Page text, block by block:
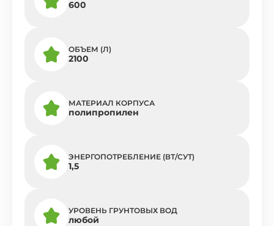
600
ОБЪЕМ (Л)
2100
МАТЕРИАЛ КОРПУСА
полипропилен
ЭНЕРГОПОТРЕБЛЕНИЕ (ВТ/СУТ)
1,5
УРОВЕНЬ ГРУНТОВЫХ ВОД
любой